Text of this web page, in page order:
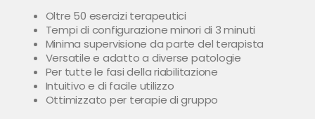
Oltre 50 esercizi terapeutici
Tempi di configurazione minori di 3 minuti
Minima supervisione da parte del terapista
Versatile e adatto a diverse patologie
Per tutte le fasi della riabilitazione
Intuitivo e di facile utilizzo
Ottimizzato per terapie di gruppo